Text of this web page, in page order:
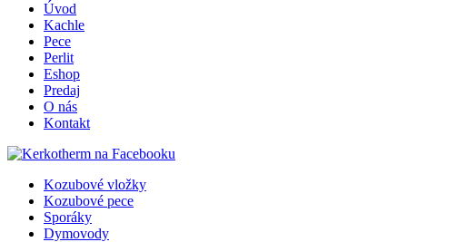
Úvod
Kachle
Pece
Perlit
Eshop
Predaj
O nás
Kontakt
Kozubové vložky
Kozubové pece
Sporáky
Dymovody